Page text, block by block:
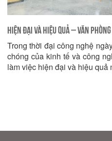
Hiện Đại và Hiệu Quả – Văn Phòng
Hoàn Hảo
Trong thời đại công nghệ
chóng của kinh tế và công
làm việc hiện đại và hiệu quả